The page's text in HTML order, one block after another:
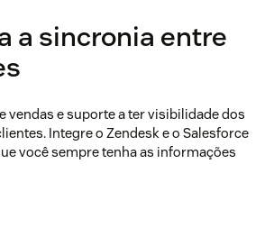
a sincronia entre
vendas e suporte a ter visibilidade dos
Integre o Zendesk e o Salesforce
você sempre tenha as informações